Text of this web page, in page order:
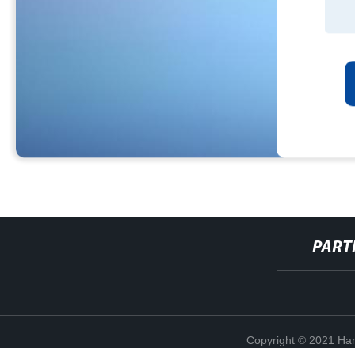
Copyright © 2021